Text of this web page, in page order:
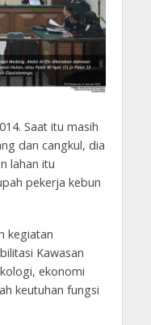
Saat itu masih
dan cangkul, dia
lahan itu
pekerja kebun
kegiatan
Kawasan
ekonomi
keutuhan fungsi